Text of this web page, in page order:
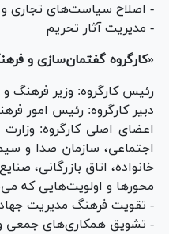
- اصلاح سیاست‌های تجاری
- مدیریت آثار تحریم
«کارگروه گفتمان‌سازی و
رئیس کارگروه: وزیر فرهنگ و
دبیر کارگروه: رئیس امور
اعضای اصلی کارگروه:
اجتماعی، سازمان صدا و
خانواده، اتاق بازرگانی،
محور‌ها و اولویت‌هایی که
- تقویت فرهنگ مدیریت
- تشویق همکاری‌های جمعی